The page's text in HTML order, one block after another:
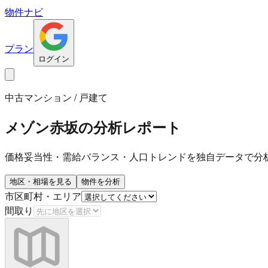
物件ナビ
プラン
ログイン
中古マンション / 戸建て
メゾン赤坂の分析レポート
価格妥当性・需給バランス・人口トレンドを独自データで分
地区・相場を見る 物件を分析
市区町村・エリア
間取り